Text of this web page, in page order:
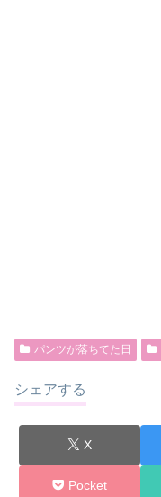
パンツが落ちてた日
シェアする
X
Pocket